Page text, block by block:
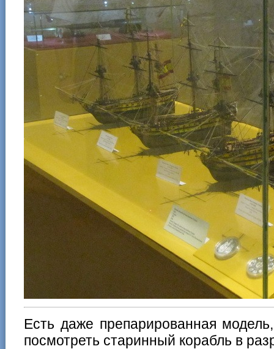
Есть даже препарированная
посмотреть старинный корабль в